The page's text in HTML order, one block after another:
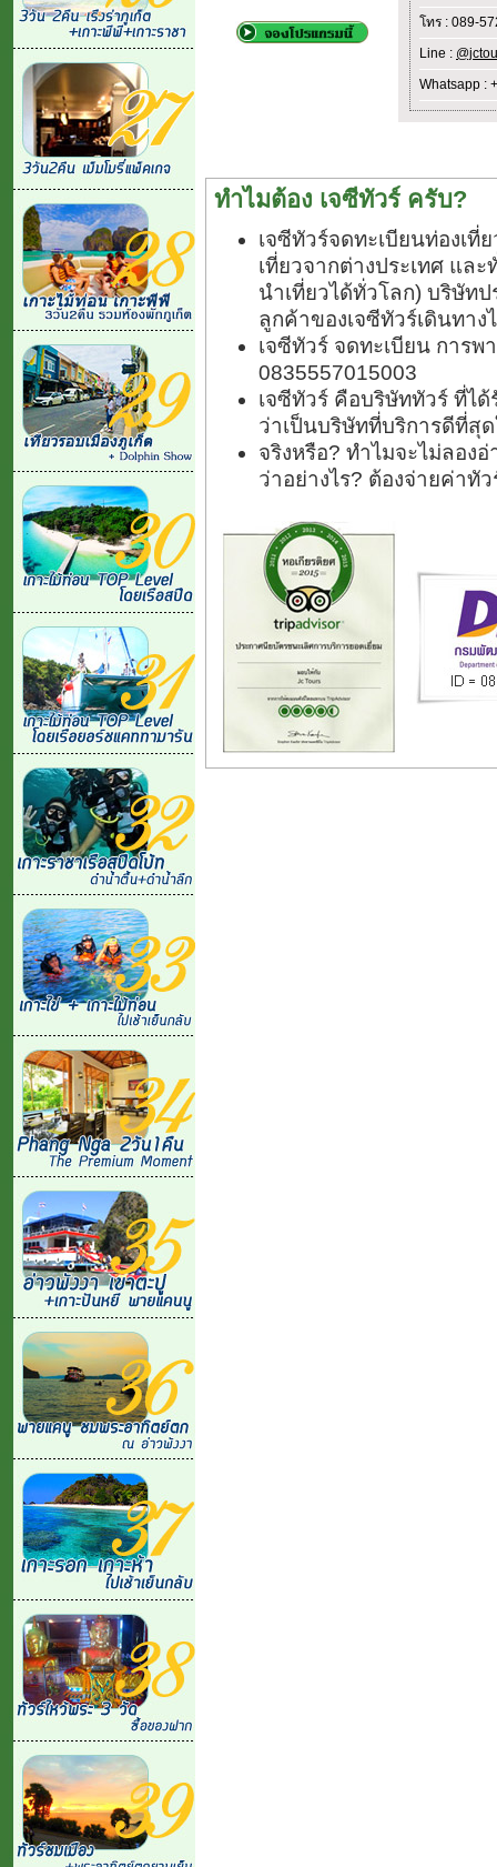
โทร : 089-
Line :
Whatsapp :
ทำไมต้อง เจซีทัวร์ ครับ?
เจซีทัวร์จดทะเบียนท่องเที่
เที่ยวจากต่างประเทศ แล
นำเที่ยวได้ทั่วโลก) บริษัท
ลูกค้าของเจซีทัวร์เดินทาง
เจซีทัวร์ จดทะเบียน การ
0835557015003
เจซีทัวร์ คือบริษัททัวร์ ที่ไ
ว่าเป็นบริษัทที่บริการดีที่สุ
จริงหรือ? ทำไมจะไม่ลอง
ว่าอย่างไร? ต้องจ่ายค่าทั